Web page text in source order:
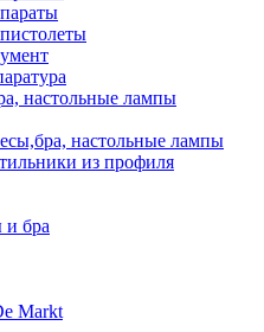
настольные лампы
настольные лампы
из профиля
бра
Markt